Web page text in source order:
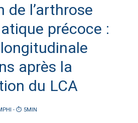
de l’arthrose
précoce :
après la
du LCA
- ⏱ 5MIN